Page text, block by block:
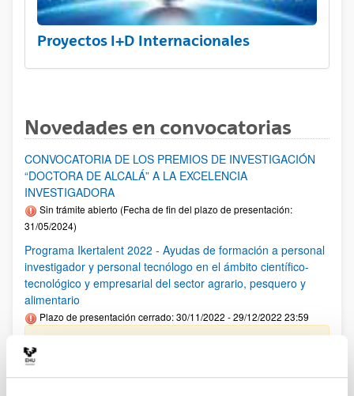
Proyectos I+D Internacionales
Novedades en convocatorias
CONVOCATORIA DE LOS PREMIOS DE INVESTIGACIÓN
“DOCTORA DE ALCALÁ” A LA EXCELENCIA
INVESTIGADORA
Sin trámite abierto (Fecha de fin del plazo de presentación:
31/05/2024)
Programa Ikertalent 2022 - Ayudas de formación a personal
investigador y personal tecnólogo en el ámbito científico-
tecnológico y empresarial del sector agrario, pesquero y
alimentario
Plazo de presentación cerrado: 30/11/2022 - 29/12/2022 23:59
Convocatoria del Programa Posdoctoral de